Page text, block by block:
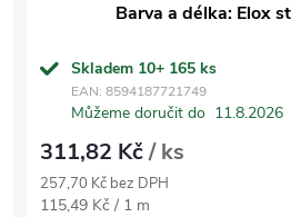
Barva a délka: Elox
Skladem 10+ 165 ks
EAN: 8594187721749
Můžeme doručit do 11.8.2026
311,82 Kč/ ks
257,70 Kč bez DPH
Měrná cena:
115,49 Kč / 1 m